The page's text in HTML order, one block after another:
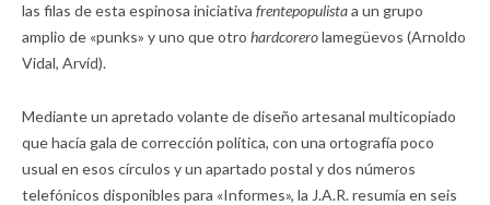
las filas de esta espinosa iniciativa frentepopulistaa un grupo
amplio de «punks» y uno que otro hardcorerolamegüevos (Arnoldo
Vidal, Arvíd).
Mediante un apretado volante de diseño artesanal multicopiado
que hacía gala de corrección política, con una ortografía poco
usual en esos círculos y un apartado postal y dos números
telefónicos disponibles para «Informes», la J.A.R. resumía en seis